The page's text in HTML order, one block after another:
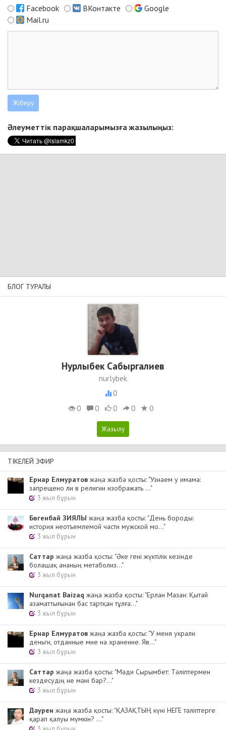
Facebook
ВКонтакте
Google
Mail.ru
Әлеуметтік парақшаларымызға жазылыңыз:
БЛОГ ТУРАЛЫ
Нурлыбек Сабыргалиев
nurlybek
0
0
0 0 0 0
ТІКЕЛЕЙ ЭФИР
Ернар Елмуратов жаңа жазба қосты: "Узнаем у имама:
запрещено ли в религии изображать ..."
3 жыл бұрын
Бөгенбай ЗИЯЛЫ жаңа жазба қосты: "День бороды:
история неотъемлемой части мужской мо..."
3 жыл бұрын
Cаттар жаңа жазба қосты: "Әке гені жүктілік кезінде
болашақ ананың метаболиз..."
3 жыл бұрын
Nurqanat Baizaq жаңа жазба қосты: "Ерлан Мазан: Қытай
азаматтығынан бас тартқан тұлға..."
3 жыл бұрын
Ернар Елмуратов жаңа жазба қосты: "У меня украли
деньги, отданные мне на хранение. Яв..."
3 жыл бұрын
Cаттар жаңа жазба қосты: "Мәди Сырымбет: Тәліптермен
кездесудің не мәні бар?..."
3 жыл бұрын
Дәурен жаңа жазба қосты: "ҚАЗАҚТЫҢ күні НЕГЕ тәліптерге
қарап қалуы мүмкін? ..."